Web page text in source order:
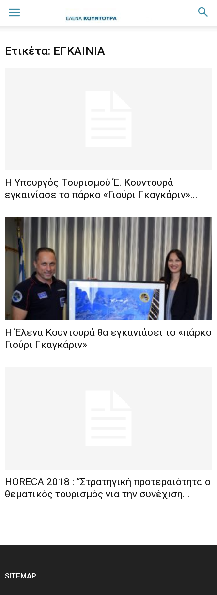
Ετικέτα: ΕΓΚΑΙΝΙΑ
Η Υπουργός Τουρισμού Έ. Κουντουρά
εγκαινίασε το πάρκο «Γιούρι Γκαγκάριν»...
Η Έλενα Κουντουρά θα εγκανιάσει το «πάρκο
Γιούρι Γκαγκάριν»
HORECA 2018 : “Στρατηγική προτεραιότητα ο
θεματικός τουρισμός για την συνέχιση...
SITEMAP